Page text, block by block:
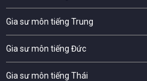
Gia sư môn tiếng Trung
Gia sư môn tiếng Đức
Gia sư môn tiếng Thái